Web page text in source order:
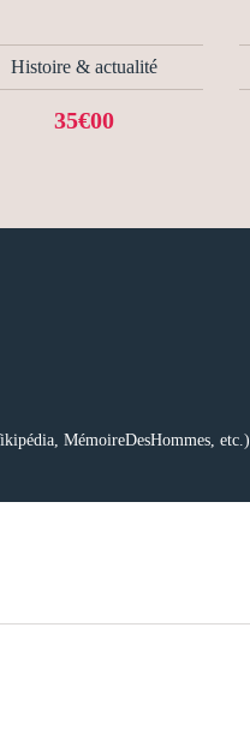
Histoire & actualité
35€00
MémoireDesHommes, etc.).